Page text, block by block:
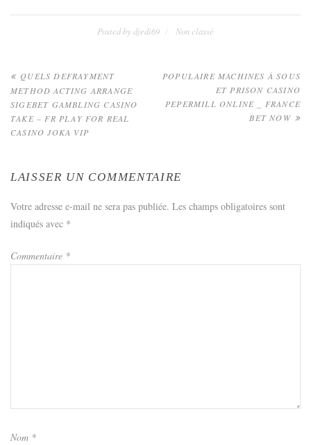
Posted by djedi69 Non classé
Navigation
de
l’article
POPULAIRE MACHINES À SOUS
ET PRISON CASINO
PEPERMILL ONLINE _ FRANCE
BET NOW
QUELS DEFRAYMENT
METHOD ACTING ARRANGE
SIGEBET GAMBLING CASINO
TAKE – FR PLAY FOR REAL
CASINO JOKA VIP
LAISSER UN COMMENTAIRE
Votre adresse e-mail ne sera pas publiée. Les champs obligatoires sont
indiqués avec *
Commentaire *
Nom *